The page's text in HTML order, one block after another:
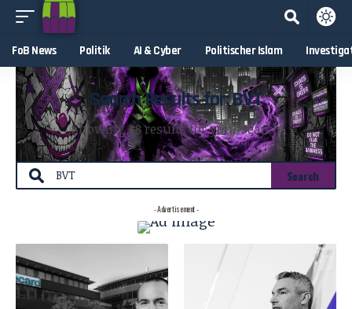
FoB News Politik AI & Cyber Politischer Islam
Search Results for: BVT
Showing 88 results for your search
- Advertisement -